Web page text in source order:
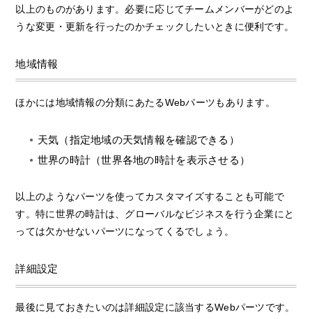
以上のものがあります。必要に応じてチームメンバーがどのよ
うな変更・更新を行ったのかチェックしたいときに便利です。
地域情報
ほかには地域情報の分類にあたるWebパーツもあります。
天気（指定地域の天気情報を確認できる）
世界の時計（世界各地の時計を表示させる）
以上のようなパーツを使ってカスタマイズすることも可能で
す。特に世界の時計は、グローバルなビジネスを行う企業にと
っては欠かせないパーツになってくるでしょう。
詳細設定
最後に見ておきたいのは詳細設定に該当するWebパーツです。